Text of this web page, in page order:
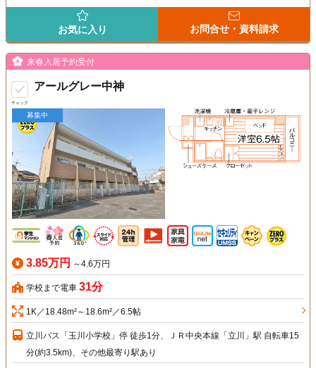
お気に入り お問合せ・資料請求
チェック
来春入居予約受付
アールグレー中神
募集中
3.85万円 ～4.6万円
学校まで電車 31分
1K／18.48m²～18.6m²／6.5帖
立川バス「玉川小学校」停 徒歩1分、ＪＲ中央本線「立川」駅 自転車15
分(約3.5km)、その他最寄り駅あり